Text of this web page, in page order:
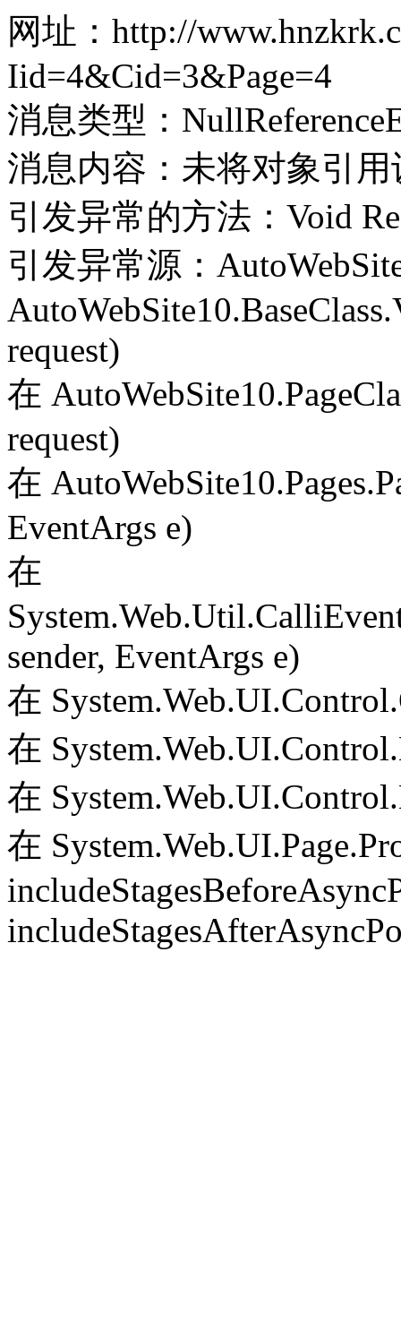
网址：http://
Iid=4&Cid=3&Page=4
消息类型：
消息内容：未将对象引
引发异常的方法：Void
引发异常源：
request)
在
request)
在
EventArgs e)
在
sender, EventArgs e)
在
在
在
在